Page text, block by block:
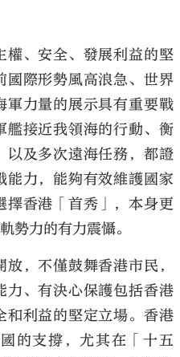
權、安全、發展利益的堅
國際形勢風高浪急、世界
軍力量的展示具有重要戰
艦接近我領海的行動、衡
以及多次遠海任務，都證
能力，能夠有效維護國家
擇香港「首秀」，本身更
勢力的有力震懾。
，不僅鼓舞香港市民，
力、有決心保護包括香港
和利益的堅定立場。香港
的支撐，尤其在「十五